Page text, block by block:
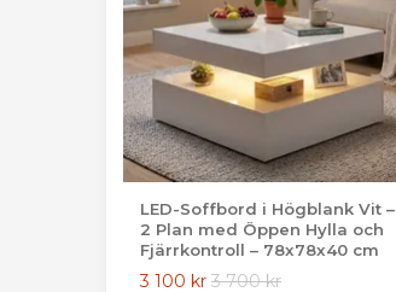
LED-Soffbord i Högblank Vit –
2 Plan med Öppen Hylla och
Fjärrkontroll – 78x78x40 cm
3 100 kr 3 700 kr